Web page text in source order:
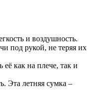
и воздушность.
под рукой, не теряя их
как на плече, так и
Эта летняя сумка –